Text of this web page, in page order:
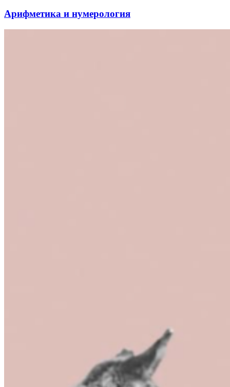
Арифметика и нумерология